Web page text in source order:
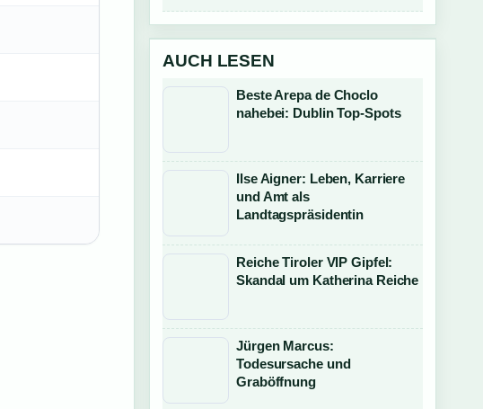
AUCH LESEN
Beste Arepa de Choclo
nahebei: Dublin Top-Spots
Ilse Aigner: Leben, Karriere
und Amt als
Landtagspräsidentin
Reiche Tiroler VIP Gipfel:
Skandal um Katherina Reiche
Jürgen Marcus:
Todesursache und
Graböffnung